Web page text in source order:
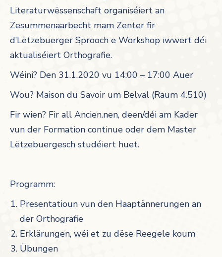
Literaturwëssenschaft organiséiert an
Zesummenaarbecht mam Zenter fir
d’Lëtzebuerger Sprooch e Workshop iwwert déi
aktualiséiert Orthografie.
Wéini? Den 31.1.2020 vu 14:00 – 17:00 Auer
Wou? Maison du Savoir um Belval (Raum 4.510)
Fir wien? Fir all Ancien.nen, deen/déi am Kader
vun der Formation continue oder dem Master
Lëtzebuergesch studéiert huet.
Programm:
Presentatioun vun den Haaptännerungen an
der Orthografie
Erklärungen, wéi et zu dëse Reegele koum
Übungen